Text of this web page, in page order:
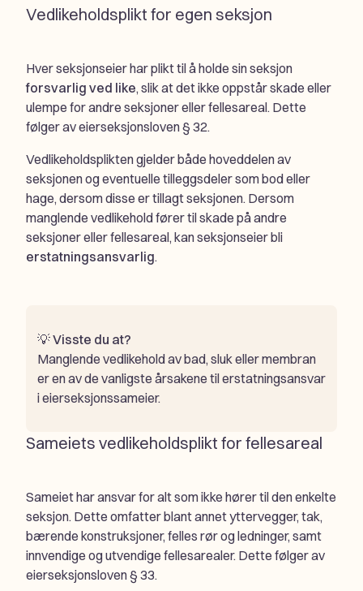
Vedlikeholdsplikt for egen seksjon
Hver seksjonseier har plikt til å holde sin seksjon
forsvarlig ved like, slik at det ikke oppstår skade eller
ulempe for andre seksjoner eller fellesareal. Dette
følger av eierseksjonsloven § 32.
Vedlikeholdsplikten gjelder både hoveddelen av
seksjonen og eventuelle tilleggsdeler som bod eller
hage, dersom disse er tillagt seksjonen. Dersom
manglende vedlikehold fører til skade på andre
seksjoner eller fellesareal, kan seksjonseier bli
erstatningsansvarlig.
💡Visste du at?
Manglende vedlikehold av bad, sluk eller membran
er en av de vanligste årsakene til erstatningsansvar
i eierseksjonssameier.
Sameiets vedlikeholdsplikt for fellesareal
Sameiet har ansvar for alt som ikke hører til den enkelte
seksjon. Dette omfatter blant annet yttervegger, tak,
bærende konstruksjoner, felles rør og ledninger, samt
innvendige og utvendige fellesarealer. Dette følger av
eierseksjonsloven § 33.